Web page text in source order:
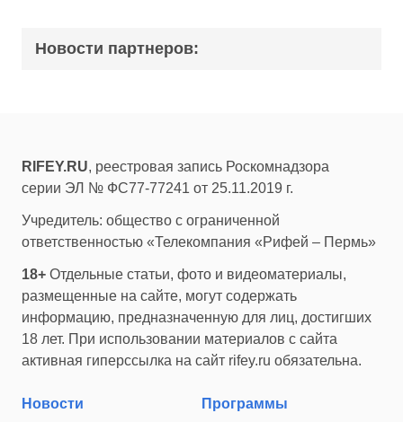
Новости партнеров:
RIFEY.RU, реестровая запись Роскомнадзора
серии ЭЛ № ФС77-77241 от 25.11.2019 г.
Учредитель: общество с ограниченной
ответственностью «Телекомпания «Рифей – Пермь»
18+ Отдельные статьи, фото и видеоматериалы,
размещенные на сайте, могут содержать
информацию, предназначенную для лиц, достигших
18 лет. При использовании материалов с сайта
активная гиперссылка на сайт rifey.ru обязательна.
Новости
Программы